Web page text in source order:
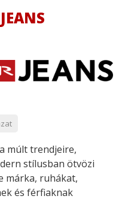
múlt trendjeire,
stílusban ötvözi
márka, ruhákat,
és férfiaknak